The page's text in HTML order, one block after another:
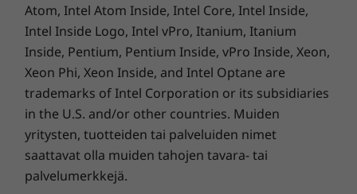
Muokkaa työympäristöäsi tyylikkään Intel®-
suorittimilla varustetun pöytäkoneen avulla. Se
on luotu täydentämään kaikenlaisia
ympäristöjä ja sisustuksia. Väriltään se on
tyylikäs Cloud Grey, ja ulkoasua voi piristää
käyttämällä eloisaa Sunglow Orange -väristä
etuosan peitelevyä. Voit olla tyytyväinen
valintaasi, sillä laite sisältää osittain kierrätettyä
muovia, mikä auttaa vähentämään
ympäristövaikutuksia.
Atom, Intel Atom Inside, Intel Core, Intel Inside,
Intel Inside Logo, Intel vPro, Itanium, Itanium
Inside, Pentium, Pentium Inside, vPro Inside, Xeon,
Xeon Phi, Xeon Inside, and Intel Optane are
trademarks of Intel Corporation or its subsidiaries
in the U.S. and/or other countries. Muiden
yritysten, tuotteiden tai palveluiden nimet
saattavat olla muiden tahojen tavara- tai
palvelumerkkejä.